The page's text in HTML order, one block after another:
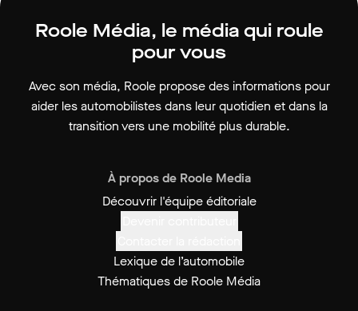
Roole Média, le média qui roule
pour vous
Avec son média, Roole propose des informations pour
aider les automobilistes dans leur quotidien et dans la
transition vers une mobilité plus durable.
À propos de Roole Media
Découvrir l'équipe éditoriale
Lexique de l’automobile
Thématiques de Roole Média